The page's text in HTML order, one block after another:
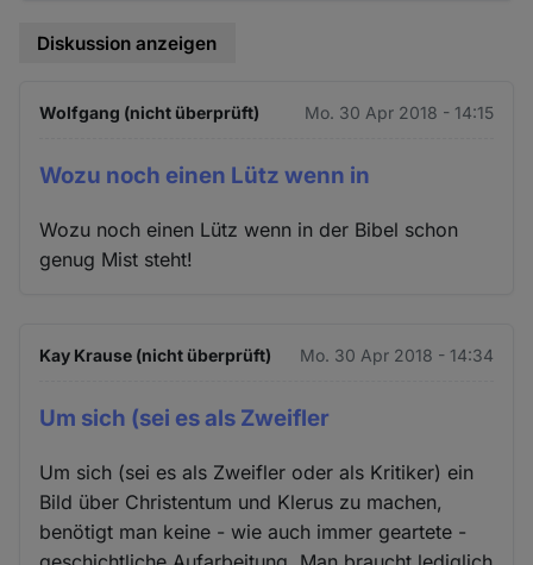
Diskussion anzeigen
Wolfgang (nicht überprüft) Mo. 30 Apr 2018 - 14:15
Wozu noch einen Lütz wenn in
Wozu noch einen Lütz wenn in der Bibel schon
genug Mist steht!
Kay Krause (nicht überprüft) Mo. 30 Apr 2018 - 14:34
Um sich (sei es als Zweifler
Um sich (sei es als Zweifler oder als Kritiker) ein
Bild über Christentum und Klerus zu machen,
benötigt man keine - wie auch immer geartete -